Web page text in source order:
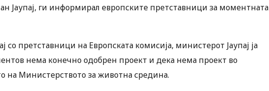
Јаупај, ги информирал европските претставници за моментната
со претставници на Европската комисија, министерот Јаупај ја
нема конечно одобрен проект и дека нема проект во
на Министерството за животна средина.